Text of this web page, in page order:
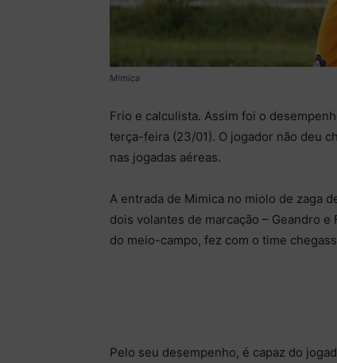
Mimica
Frio e calculista. Assim foi o
terça-feira (23/01). O jogador não deu
nas jogadas aéreas.
A entrada de Mimica no miolo de zaga
dois volantes de marcação – Geandro
do meio-campo, fez com o time
Pelo seu desempenho, é capaz do